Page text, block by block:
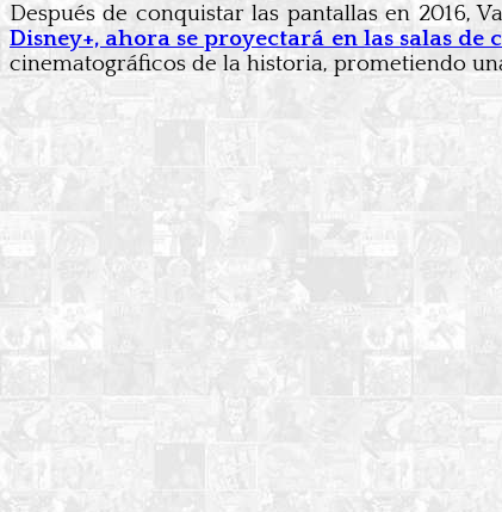
Después de conquistar las pantallas en 2016,
Disney+, ahora se proyectará en las salas de
cinematográficos de la historia, prometiendo